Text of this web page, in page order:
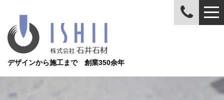
デザインから施工まで 創業350余年